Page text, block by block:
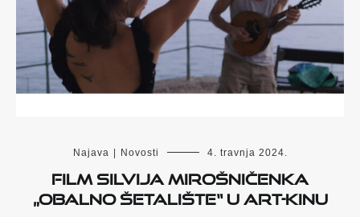
Najava Novosti 4. travnja 2024.
Film Silvija Mirošničenka
„Obalno šetalište“ u Art-kinu